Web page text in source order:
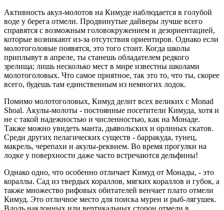
Активность акул-молотов на Кимуде наблюдается в голубой
воде у берега отмели. Продвинутые дайверы лучше всего
справятся с возможным головокружением и дезориентацией,
которые возникают из-за отсутствия ориентиров. Однако если
молотоголовые появятся, это того стоит. Когда школы
приплывут в апреле, ты станешь обладателем редкого
зрелища; лишь несколько мест в мире известны школами
молотоголовых. Что самое приятное, так это то, что ты, скорее
всего, будешь там единственным из немногих лодок.
Помимо молотоголовых, Кимуд делит всех великих с Monad
Shoal. Акулы-молоты - постоянные посетители Кимуда, хотя и
не с такой надежностью и численностью, как на Монаде.
Также можно увидеть манта, дьявольских и орлиных скатов.
Среди других пелагических существ - барракуда, тунец,
макрель, черепахи и акулы-реквием. Во время прогулки на
лодке у поверхности даже часто встречаются дельфины!
Однако одно, что особенно отличает Кимуд от Монады, - это
кораллы. Сад из твердых кораллов, мягких кораллов и губок, а
также множество рифовых обитателей венчает плато отмели
Кимуд. Это отличное место для поиска мурен и рыб-лягушек.
Вдоль наклонных или вертикальных сторон отмели в